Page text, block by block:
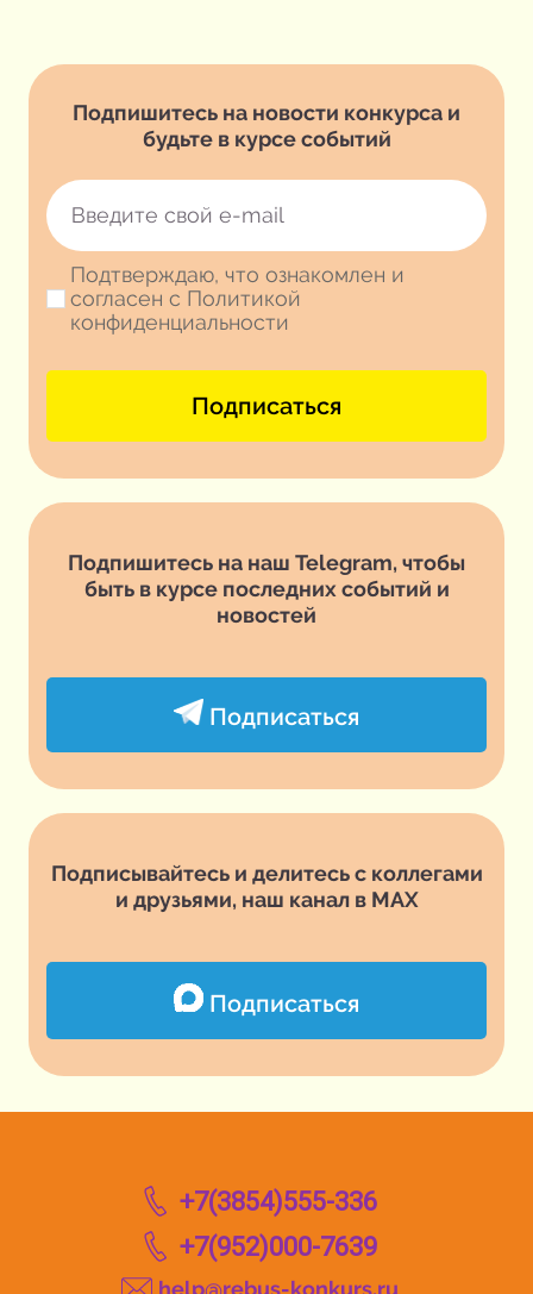
Подпишитесь на новости конкурса и
будьте в курсе событий
Подтверждаю, что ознакомлен и
согласен с Политикой
конфиденциальности
Подписаться
Подпишитесь на наш Telegram, чтобы
быть в курсе последних событий и
новостей
Подписаться
Подписывайтесь и делитесь с коллегами
и друзьями, наш канал в MAX
Подписаться
+7(3854)555-336
+7(952)000-7639
help@rebus-konkurs.ru